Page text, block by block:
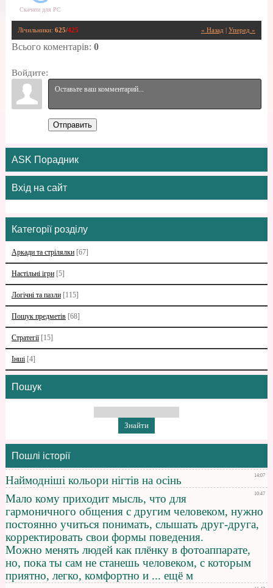
Скачати для PC
« Назад Уперед »
Лічильники: 625/425
Всього коментарів: 0
Войдите:
Отправить
ASK Порадник
Вхід на сайт
Категорії розділу
Аркади та стрілялки [67]
Настільні ігри [5]
Логічні та пазли [115]
Пошук предметів [68]
Стратегії [15]
Інші [4]
Пошук
Пошлі історії